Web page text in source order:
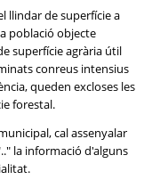
llindar de superfície a
població objecte
superfície agrària útil
conreus intensius
queden excloses les
forestal.
cal assenyalar
la informació d'alguns